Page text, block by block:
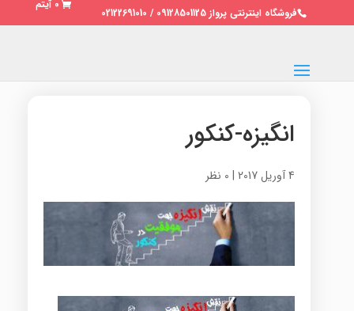
فروشگاه اینترنتی پرواز 09128501125 / 02122691010
0 آیتم
انگیزه-کنکور
4 آوریل 2017 | 0 نظر